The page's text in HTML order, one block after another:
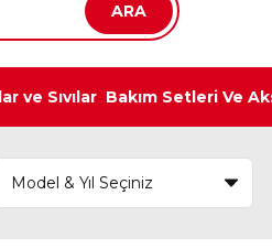
ARA
ve Sıvılar Bakım Setleri Ve